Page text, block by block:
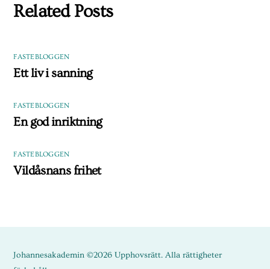
Related Posts
FASTEBLOGGEN
Ett liv i sanning
FASTEBLOGGEN
En god inriktning
FASTEBLOGGEN
Vildåsnans frihet
Johannesakademin ©2026 Upphovsrätt. Alla rättigheter